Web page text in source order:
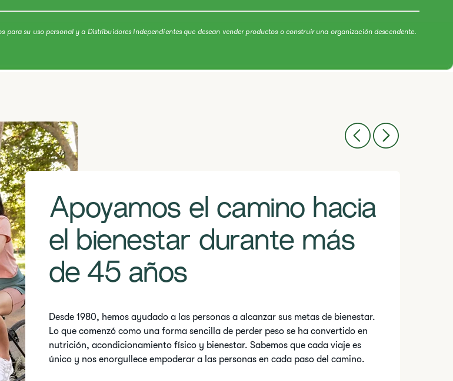
para su uso personal y a Distribuidores Independientes que desean vender productos o construir una organización descendente.
Apoyamos el camino hacia
el bienestar durante más
de 45 años
Desde 1980, hemos ayudado a las personas a alcanzar sus metas de bienestar.
Lo que comenzó como una forma sencilla de perder peso se ha convertido en
nutrición, acondicionamiento físico y bienestar. Sabemos que cada viaje es
único y nos enorgullece empoderar a las personas en cada paso del camino.